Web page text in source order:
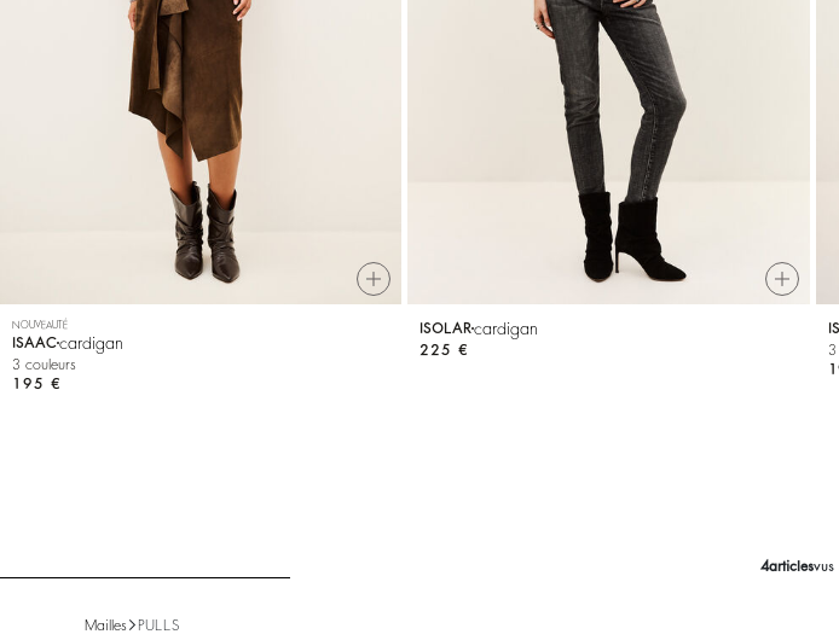
T-shirts
NOUVEAUTÉ
ISAACcardigan
3 couleurs
195 €
ISOLARcardigan
225 €
3
4articlesvus
Mailles PULLS